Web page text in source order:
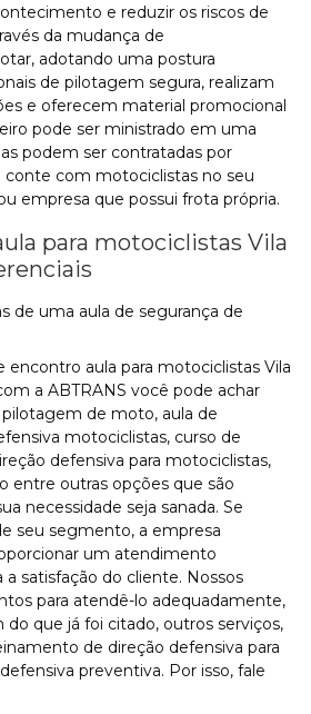
e reduzir os riscos de
da mudança de
adotando uma postura
de pilotagem segura, realizam
e oferecem material promocional
pode ser ministrado em uma
podem ser contratadas por
conte com motociclistas no seu
empresa que possui frota própria.
para motociclistas Vila
de uma aula de segurança de
encontro aula para motociclistas Vila
a ABTRANS você pode achar
de moto, aula de
motociclistas, curso de
defensiva para motociclistas,
entre outras opções que são
necessidade seja sanada. Se
seu segmento, a empresa
um atendimento
a satisfação do cliente. Nossos
para atendê-lo adequadamente,
que já foi citado, outros serviços,
de direção defensiva para
preventiva. Por isso, fale